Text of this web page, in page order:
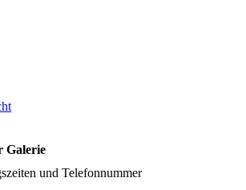
Galerie
und Telefonnummer